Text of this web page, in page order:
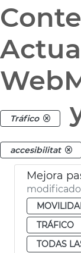
Tráfico
accesibilitat
modificado
TRÁFICO
TODAS